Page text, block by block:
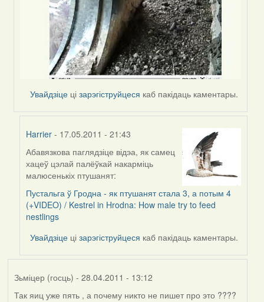
Увайдзіце цізарэгіструйцеся каб пакідаць каментары.
Harrier - 17.05.2011 - 21:43
In
reply
to
by
Harrier
Абавязкова паглядзіце відэа, як самец
хацеў цэлай палёўкай накарміць
малюсенькіх птушанят:
Пустальга ў Гродна - як птушанят стала 3, а потым 4
(+VIDEO) / Kestrel in Hrodna: How male try to feed
nestlings
Увайдзіце цізарэгіструйцеся каб пакідаць каментары.
Зьміцер (госць) - 28.04.2011 - 13:12
Так яиц уже пять , а почему никто не пишет про это ????